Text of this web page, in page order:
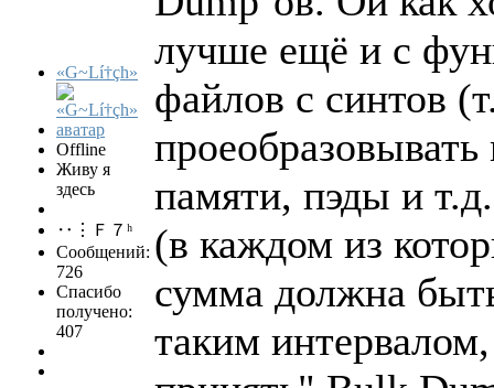
«G~Lí†çh»
Offline
Живу я
здесь
‥⋮Ｆ７ʰ
Сообщений:
726
Спасибо
получено:
407
лучше ещё и с
файлов с синтов
памяти, пэды и
(в каждом из
сумма должна
таким